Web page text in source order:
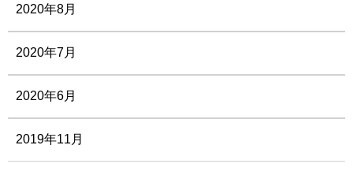
2020年8月
2020年7月
2020年6月
2019年11月